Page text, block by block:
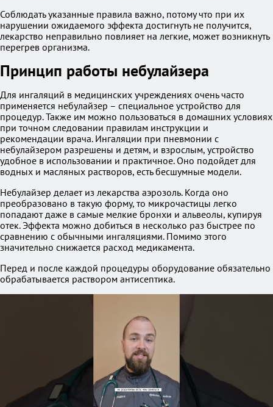
Соблюдать указанные правила важно, потому что при их
нарушении ожидаемого эффекта достигнуть не получится,
лекарство неправильно повлияет на легкие, может возникнуть
перегрев организма.
Принцип работы небулайзера
Для ингаляций в медицинских учреждениях очень часто
применяется небулайзер – специальное устройство для
процедур. Также им можно пользоваться в домашних условиях
при точном следовании правилам инструкции и
рекомендации врача. Ингаляции при пневмонии с
небулайзером разрешены и детям, и взрослым, устройство
удобное в использовании и практичное. Оно подойдет для
водных и масляных растворов, есть бесшумные модели.
Небулайзер делает из лекарства аэрозоль. Когда оно
преобразовано в такую форму, то микрочастицы легко
попадают даже в самые мелкие бронхи и альвеолы, купируя
отек. Эффекта можно добиться в несколько раз быстрее по
сравнению с обычными ингаляциями. Помимо этого
значительно снижается расход медикамента.
Перед и после каждой процедуры оборудование обязательно
обрабатывается раствором антисептика.